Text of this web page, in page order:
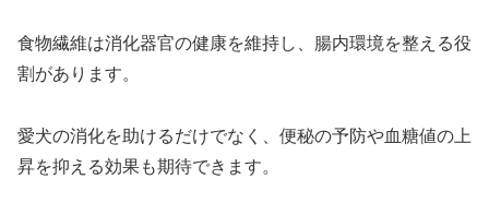
食物繊維は消化器官の健康を維持し、腸内環境を整える役
割があります。
愛犬の消化を助けるだけでなく、便秘の予防や血糖値の上
昇を抑える効果も期待できます。